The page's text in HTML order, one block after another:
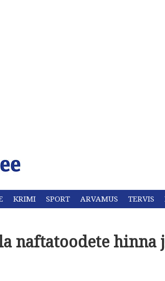
KRIMI SPORT ARVAMUS TERVIS
naftatoodete hinna